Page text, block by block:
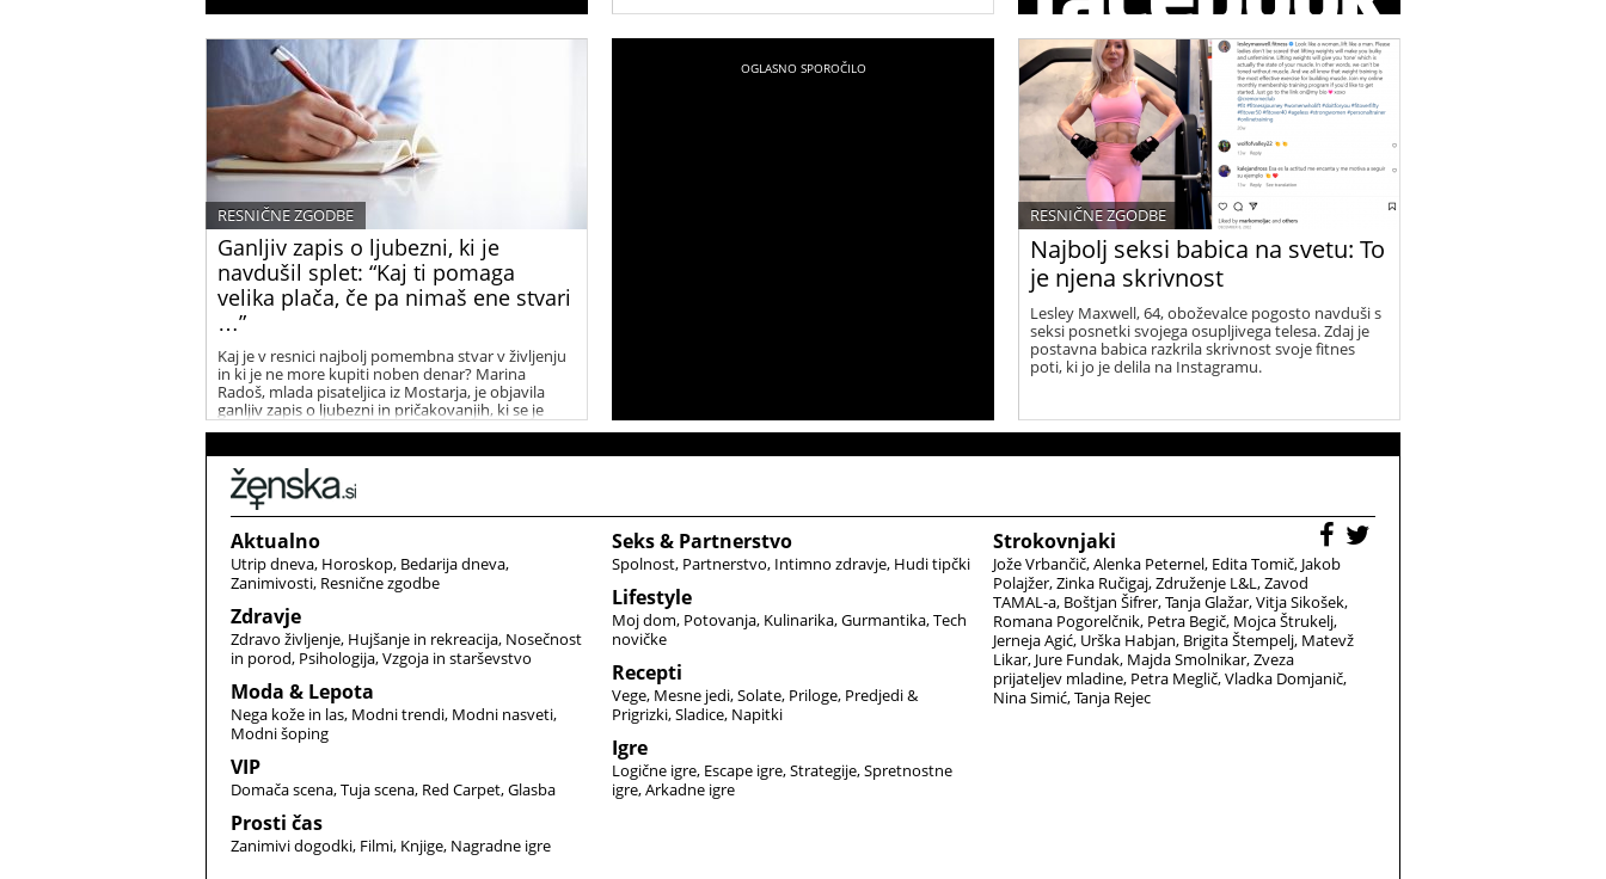
Ganljiv zapis o ljubezni, ki je
navdušil splet: “Kaj ti pomaga
velika plača, če pa nimaš ene stvari
…”
RESNIČNE ZGODBE
Kaj je v resnici najbolj pomembna stvar v življenju
in ki je ne more kupiti noben denar? Marina
Radoš, mlada pisateljica iz Mostarja, je objavila
ganljiv zapis o ljubezni in pričakovanjih, ki se je
hitro razširil po spletu in ganil marsikoga.
Najbolj seksi babica na svetu: To
je njena skrivnost
RESNIČNE ZGODBE
Lesley Maxwell, 64, oboževalce pogosto navduši s
seksi posnetki svojega osupljivega telesa. Zdaj je
postavna babica razkrila skrivnost svoje fitnes
poti, ki jo je delila na Instagramu.
Aktualno
Utrip dneva Horoskop Bedarija dneva
Zanimivosti Resnične zgodbe
Zdravje
Zdravo življenje Hujšanje in rekreacija Nosečnost
in porod Psihologija Vzgoja in starševstvo
Moda & Lepota
Nega kože in las Modni trendi Modni nasveti
Modni šoping
VIP
Domača scena Tuja scena Red Carpet Glasba
Prosti čas
Zanimivi dogodki Filmi Knjige Nagradne igre
Seks & Partnerstvo
Spolnost Partnerstvo Intimno zdravje Hudi tipčki
Lifestyle
Moj dom Potovanja Kulinarika Gurmantika Tech
novičke
Recepti
Vege Mesne jedi Solate Priloge Predjedi &
Prigrizki Sladice Napitki
Igre
Logične igre Escape igre Strategije Spretnostne
igre Arkadne igre
Strokovnjaki
Jože Vrbančič Alenka Peternel Edita Tomič Jakob
Polajžer Zinka Ručigaj Združenje L&L Zavod
TAMAL-a Boštjan Šifrer Tanja Glažar Vitja Sikošek
Romana Pogorelčnik Petra Begič Mojca Štrukelj
Jerneja Agić Urška Habjan Brigita Štempelj Matevž
Likar Jure Fundak Majda Smolnikar Zveza
prijateljev mladine Petra Meglič Vladka Domjanič
Nina Simić Tanja Rejec